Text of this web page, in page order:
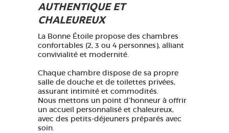
AUTHENTIQUE ET
CHALEUREUX
La Bonne Étoile propose des chambres
confortables (2, 3 ou 4 personnes), alliant
convivialité et modernité.
Chaque chambre dispose de sa propre
salle de douche et de toilettes privées,
assurant intimité et commodités.
Nous mettons un point d’honneur à offrir
un accueil personnalisé et chaleureux,
avec des petits-déjeuners préparés avec
soin.